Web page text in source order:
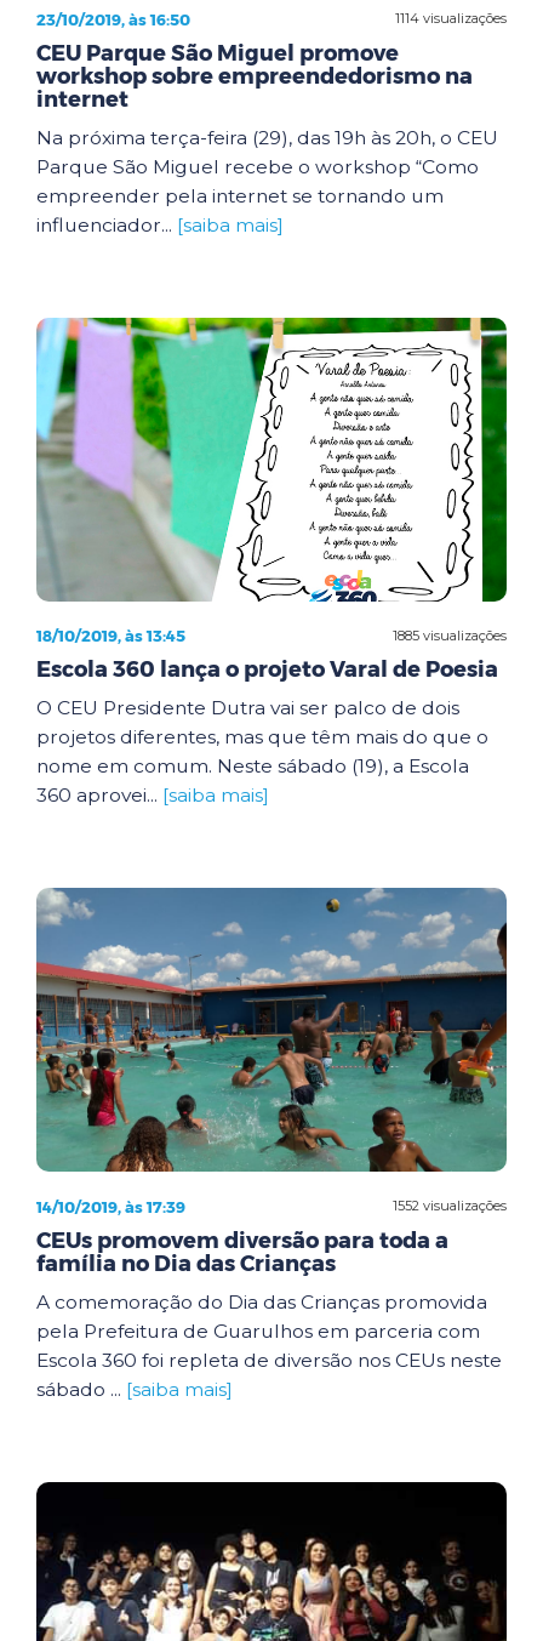
1114 visualizações
23/10/2019, às 16:50
CEU Parque São Miguel promove
workshop sobre empreendedorismo na
internet
Na próxima terça-feira (29), das 19h às 20h, o CEU
Parque São Miguel recebe o workshop “Como
empreender pela internet se tornando um
influenciador... [saiba mais]
1885 visualizações
18/10/2019, às 13:45
Escola 360 lança o projeto Varal de Poesia
O CEU Presidente Dutra vai ser palco de dois
projetos diferentes, mas que têm mais do que o
nome em comum. Neste sábado (19), a Escola
360 aprovei... [saiba mais]
1552 visualizações
14/10/2019, às 17:39
CEUs promovem diversão para toda a
família no Dia das Crianças
A comemoração do Dia das Crianças promovida
pela Prefeitura de Guarulhos em parceria com
Escola 360 foi repleta de diversão nos CEUs neste
sábado ... [saiba mais]